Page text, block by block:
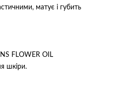
матує і губить
FLOWER OIL
шкіри.